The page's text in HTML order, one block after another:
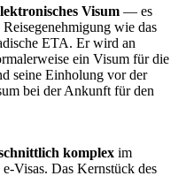
Visum — es
wie das
ETA. Er wird an
ein Visum für die
seine Einholung vor der
bei der Ankunft für den
komplex im
Visas. Das Kernstück des